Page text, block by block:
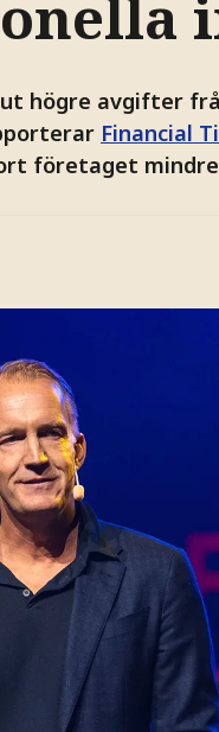
högre avgifter
Financial
företaget